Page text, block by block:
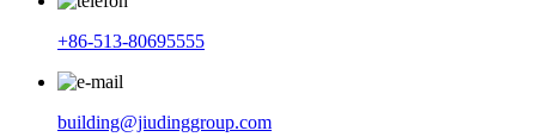
+86-513-80695555
building@jiudinggroup.com